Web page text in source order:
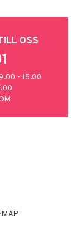
OSS
- 15.00